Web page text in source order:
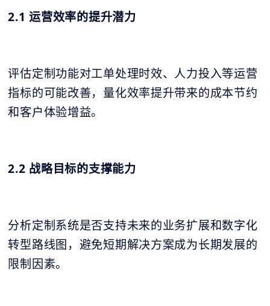
2.1 运营效率的提升潜力
评估定制功能对工单处理时效、人力投入等运营
指标的可能改善，量化效率提升带来的成本节约
和客户体验增益。
2.2 战略目标的支撑能力
分析定制系统是否支持未来的业务扩展和数字化
转型路线图，避免短期解决方案成为长期发展的
限制因素。